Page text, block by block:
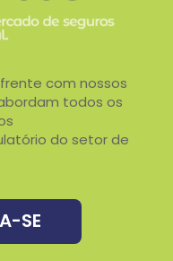
com nossos
todos os
do setor de
SE